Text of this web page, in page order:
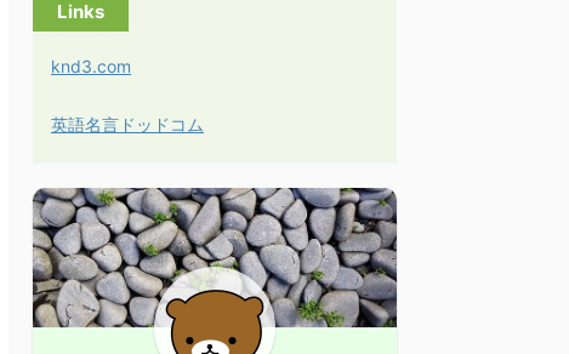
Links
knd3.com
英語名言ドッドコム